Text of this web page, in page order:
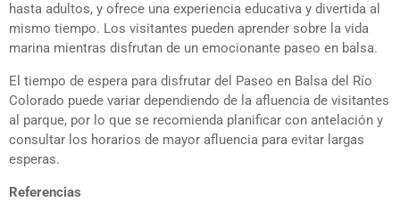
hasta adultos, y ofrece una experiencia educativa y divertida al
mismo tiempo. Los visitantes pueden aprender sobre la vida
marina mientras disfrutan de un emocionante paseo en balsa.
El tiempo de espera para disfrutar del Paseo en Balsa del Río
Colorado puede variar dependiendo de la afluencia de visitantes
al parque, por lo que se recomienda planificar con antelación y
consultar los horarios de mayor afluencia para evitar largas
esperas.
Referencias